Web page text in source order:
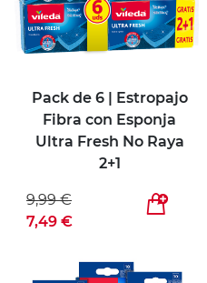
Pack de 6 | Estropajo
Fibra con Esponja
Ultra Fresh No Raya
2+1
9,99 €
7,49 €